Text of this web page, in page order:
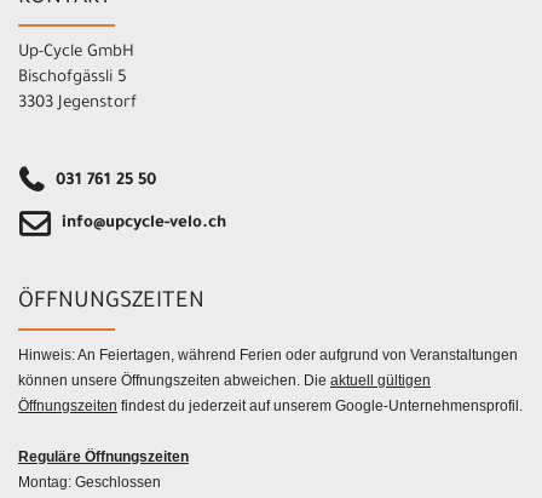
Up-Cycle GmbH
Bischofgässli 5
3303 Jegenstorf
031 761 25 50
info@upcycle-velo.ch
ÖFFNUNGSZEITEN
Hinweis: An Feiertagen, während Ferien oder aufgrund von Veranstaltungen
können unsere Öffnungszeiten abweichen. Die aktuell gültigen
Öffnungszeiten findest du jederzeit auf unserem Google-Unternehmensprofil.
Reguläre Öffnungszeiten
Montag: Geschlossen